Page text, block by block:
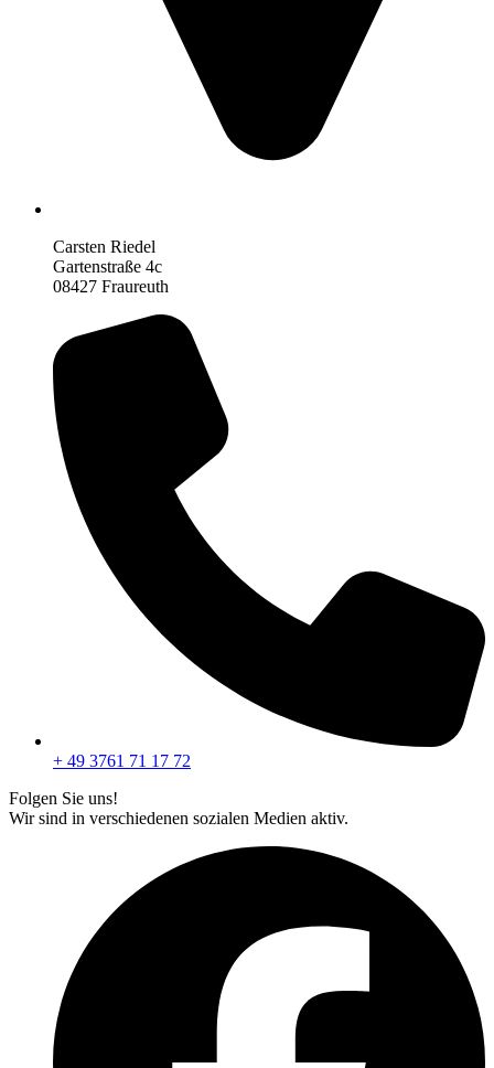
Carsten Riedel
Gartenstraße 4c
08427 Fraureuth
+ 49 3761 71 17 72
Folgen Sie uns!
Wir sind in verschiedenen sozialen Medien aktiv.